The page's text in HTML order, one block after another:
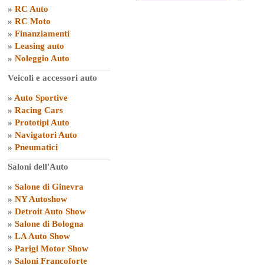
» RC Auto
» RC Moto
» Finanziamenti
» Leasing auto
» Noleggio Auto
Veicoli e accessori auto
» Auto Sportive
» Racing Cars
» Prototipi Auto
» Navigatori Auto
» Pneumatici
Saloni dell'Auto
» Salone di Ginevra
» NY Autoshow
» Detroit Auto Show
» Salone di Bologna
» LA Auto Show
» Parigi Motor Show
» Saloni Francoforte